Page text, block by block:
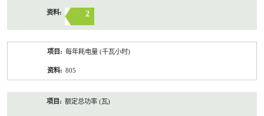
2
每年耗电量 (千瓦小时)
805
额定总功率 (瓦)